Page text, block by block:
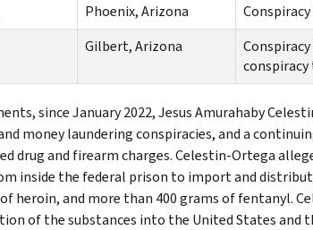
Phoenix, Arizona
Gilbert, Arizona
since January 2022, Jesus Amurahaby
money laundering conspiracies, and a
drug and firearm charges. Celestin-Ortega
inside the federal prison to import and
heroin, and more than 400 grams of fentanyl.
of the substances into the United States